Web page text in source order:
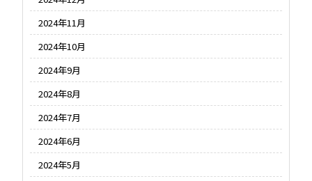
2024年11月
2024年10月
2024年9月
2024年8月
2024年7月
2024年6月
2024年5月